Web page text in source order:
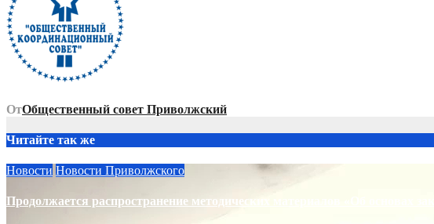
ОтОбщественный совет Приволжский
Читайте так же
Новости Новости Приволжского
Продолжается распространение методических материалов «Об основах